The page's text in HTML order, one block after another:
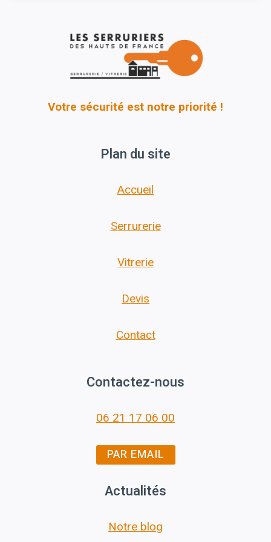
Votre sécurité est notre priorité !
Plan du site
Accueil
Serrurerie
Vitrerie
Devis
Contact
Contactez-nous
06 21 17 06 00
PAR EMAIL
Actualités
Notre blog